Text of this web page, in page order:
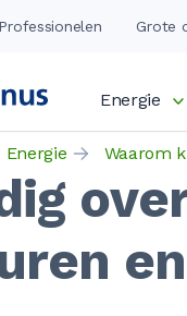
Professionelen Grote
Energie
Energie Waarom